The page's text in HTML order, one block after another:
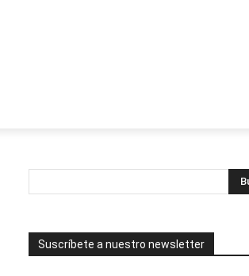
Suscríbete a nuestro newsletter